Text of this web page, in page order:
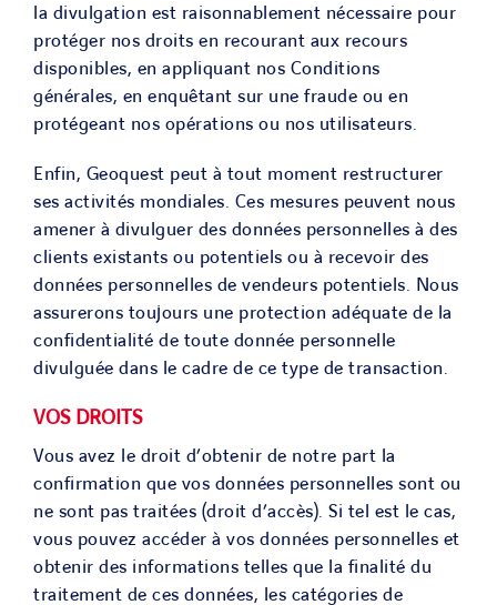
la divulgation est raisonnablement nécessaire pour
protéger nos droits en recourant aux recours
disponibles, en appliquant nos Conditions
générales, en enquêtant sur une fraude ou en
protégeant nos opérations ou nos utilisateurs.
Enfin, Geoquest peut à tout moment restructurer
ses activités mondiales. Ces mesures peuvent nous
amener à divulguer des données personnelles à des
clients existants ou potentiels ou à recevoir des
données personnelles de vendeurs potentiels. Nous
assurerons toujours une protection adéquate de la
confidentialité de toute donnée personnelle
divulguée dans le cadre de ce type de transaction.
VOS DROITS
Vous avez le droit d’obtenir de notre part la
confirmation que vos données personnelles sont ou
ne sont pas traitées (droit d’accès). Si tel est le cas,
vous pouvez accéder à vos données personnelles et
obtenir des informations telles que la finalité du
traitement de ces données, les catégories de